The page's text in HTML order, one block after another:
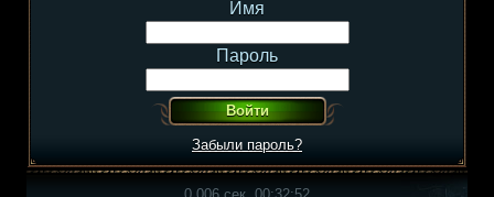
Имя
Пароль
Забыли пароль?
0.006 сек, 00:32:52